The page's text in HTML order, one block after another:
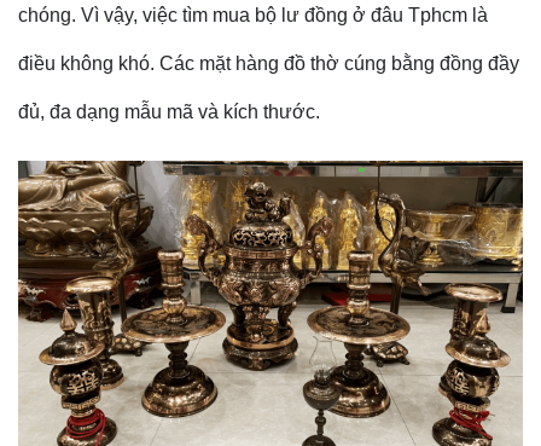
chóng. Vì vậy, việc tìm mua bộ lư đồng ở đâu Tphcm là
điều không khó. Các mặt hàng đồ thờ cúng bằng đồng đầy
đủ, đa dạng mẫu mã và kích thước.